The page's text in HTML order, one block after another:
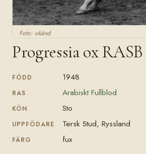
Foto: okänd
Progressia ox RASB
FÖDD 1948
RAS Arabiskt Fullblod
KÖN Sto
UPPFÖDARE Tersk Stud, Ryssland
FÄRG fux